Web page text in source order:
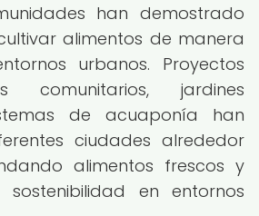
han demostrado
alimentos de manera
urbanos. Proyectos
comunitarios, jardines
de acuaponía han
ciudades alrededor
alimentos frescos y
en entornos